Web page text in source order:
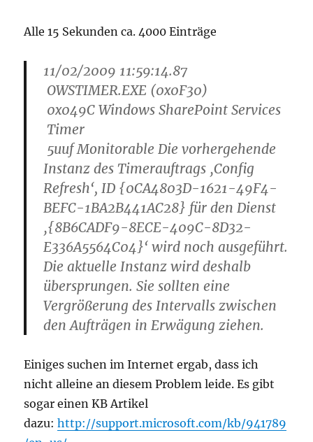
Alle 15 Sekunden ca. 4000 Einträge
11/02/2009 11:59:14.87
OWSTIMER.EXE (0x0F30)
0x049C Windows SharePoint Services
Timer
5uuf Monitorable Die vorhergehende
Instanz des Timerauftrags ‚Config
Refresh‘, ID {0CA4803D-1621-49F4-
BEFC-1BA2B441AC28} für den Dienst
‚{8B6CADF9-8ECE-409C-8D32-
E336A5564C04}‘ wird noch ausgeführt.
Die aktuelle Instanz wird deshalb
übersprungen. Sie sollten eine
Vergrößerung des Intervalls zwischen
den Aufträgen in Erwägung ziehen.
Einiges suchen im Internet ergab, dass ich
nicht alleine an diesem Problem leide. Es gibt
sogar einen KB Artikel
dazu:http://support.microsoft.com/kb/941789